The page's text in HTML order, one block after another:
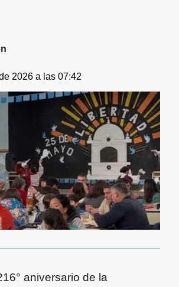
2026 a las 07:42
aniversario de la